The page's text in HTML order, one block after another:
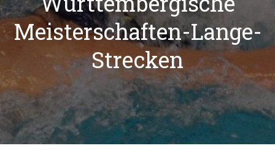
Meisterschaften-Lange-
Strecken